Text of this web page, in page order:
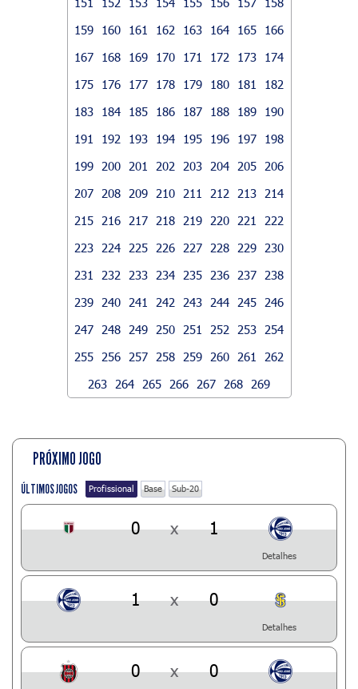
159
160 161 162 163 164 165
166
167
168 169 170 171 172 173
174
175
176 177 178 179 180 181
182
183
184 185 186 187 188 189
190
191
192 193 194 195 196 197
198
199
200 201 202 203 204 205
206
207
208 209 210 211 212 213
214
215
216 217 218 219 220 221
222
223
224 225 226 227 228 229
230
231
232 233 234 235 236 237
238
239
240 241 242 243 244 245
246
247
248 249 250 251 252 253
254
255
256 257 258 259 260 261
262
263
264 265 266 267 268 269
PRÓXIMO JOGO
ÚLTIMOS JOGOS Profissional Base Sub-20
0 x 1
Detalhes
1 x 0
Detalhes
0 x 0